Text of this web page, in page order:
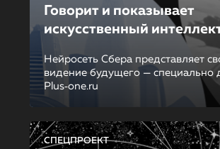
Говорит и показывает
искусственный
Нейросеть Сбера представляет
видение будущего — специально
Plus‑one.ru
СПЕЦПРОЕКТ